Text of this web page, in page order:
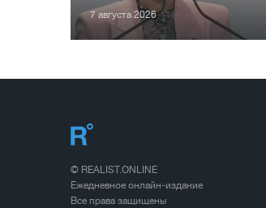
7 августа 2026
© REALIST.ONLINE
Ежедневное онлайн-издание
Все права защищены